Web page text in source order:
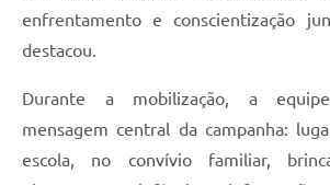
enfrentamento e conscientização
destacou.
Durante a mobilização, a
mensagem central da campanha:
escola, no convívio familiar,